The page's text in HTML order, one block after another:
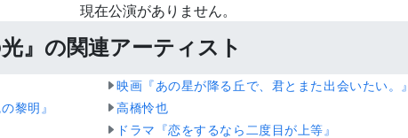
現在公演がありません。
』の関連アーティスト
映画『あの星が降る丘で、君とまた出会いたい。』
黎明』
高橋怜也
ドラマ『恋をするなら二度目が上等』